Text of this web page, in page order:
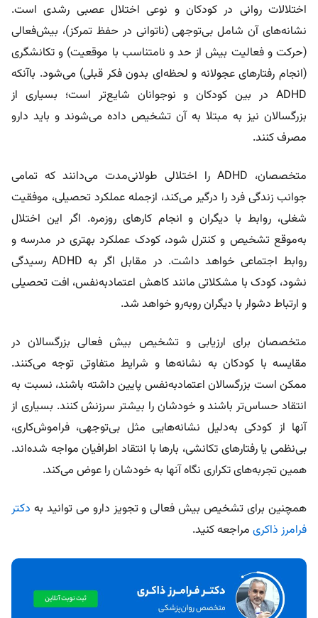
اختلالات روانی در کودکان و نوعی اختلال عصبی رشدی است.
نشانه‌های آن شامل بی‌توجهی (ناتوانی در حفظ تمرکز)، بیش‌فعالی
(حرکت و فعالیت بیش از حد و نامتناسب با موقعیت) و تکانشگری
(انجام رفتارهای عجولانه و لحظه‌ای بدون فکر قبلی) می‌شود. باآنکه
ADHD در بین کودکان و نوجوانان شایع‌تر است؛ بسیاری از
بزرگسالان نیز به مبتلا به آن تشخیص داده می‌شوند و باید دارو
مصرف کنند.
متخصصان، ADHD را اختلالی طولانی‌مدت می‌دانند که تمامی
جوانب زندگی فرد را درگیر می‌کند، ازجمله عملکرد تحصیلی، موفقیت
شغلی، روابط با دیگران و انجام کارهای روزمره. اگر این اختلال
به‌موقع تشخیص و کنترل شود، کودک عملکرد بهتری در مدرسه و
روابط اجتماعی خواهد داشت. در مقابل اگر به ADHD رسیدگی
نشود، کودک با مشکلاتی مانند کاهش اعتمادبه‌نفس، افت تحصیلی
و ارتباط دشوار با دیگران روبه‌رو خواهد شد.
متخصصان برای ارزیابی و تشخیص بیش فعالی بزرگسالان در
مقایسه با کودکان به نشانه‌ها و شرایط متفاوتی توجه می‌کنند.
ممکن است بزرگسالان اعتمادبه‌نفس پایین‌ داشته باشند، نسبت به
انتقاد حساس‌تر باشند و خودشان را بیشتر سرزنش کنند. بسیاری از
آنها از کودکی به‌دلیل نشانه‌هایی مثل بی‌توجهی، فراموش‌کاری،
بی‌نظمی یا رفتارهای تکانشی، بارها با انتقاد اطرافیان مواجه شده‌اند.
همین تجربه‌های تکراری نگاه آنها به خودشان را عوض می‌کند.
همچنین برای تشخیص بیش فعالی و تجویز دارو می توانید به دکتر
فرامرز ذاکری مراجعه کنید.